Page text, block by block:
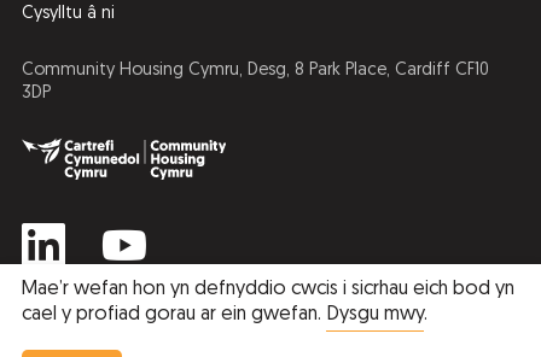
Cysylltu â ni
Community Housing Cymru, Desg, 8 Park Place, Cardiff CF10
3DP
Privacy Policy Cookie Policy
Mae’r wefan hon yn defnyddio cwcis i sicrhau eich bod yn
cael y profiad gorau ar ein gwefan. Dysgu mwy.